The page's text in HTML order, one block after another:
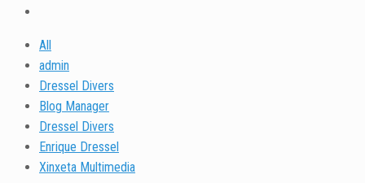
All
admin
Dressel Divers
Blog Manager
Dressel Divers
Enrique Dressel
Xinxeta Multimedia